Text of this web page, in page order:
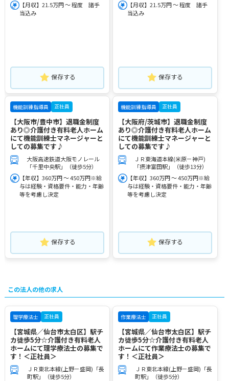
【月収】21.5万円 ～ 程度 諸手
当込み
保存する
【月収】21.5万円 ～ 程度 諸手
当込み
保存する
機能訓練指導員 正社員
【大阪市/豊中市】退職金制度
あり◎介護付き有料老人ホーム
にて機能訓練士マネージャーと
しての募集です♪
大阪高速鉄道大阪モノレール
「千里中央駅」（徒歩5分）
【年収】360万円 ～ 450万円※給
与は経験・資格要件・能力・年齢
等を考慮し決定
保存する
機能訓練指導員 正社員
【大阪府/茨城市】退職金制度
あり◎介護付き有料老人ホーム
にて機能訓練士マネージャーと
しての募集です♪
ＪＲ東海道本線(米原－神戸)
「摂津富田駅」（徒歩13分）
【年収】360万円 ～ 450万円※給
与は経験・資格要件・能力・年齢
等を考慮し決定
保存する
この法人の他の求人
理学療法士 正社員
【宮城県／仙台市太白区】駅チ
カ徒歩5分☆介護付き有料老人
ホームにて理学療法士の募集で
す！＜正社員＞
ＪＲ東北本線(上野－盛岡)「長
町駅」（徒歩5分）
作業療法士 正社員
【宮城県／仙台市太白区】駅チ
カ徒歩5分☆介護付き有料老人
ホームにて作業療法士の募集で
す！＜正社員＞
ＪＲ東北本線(上野－盛岡)「長
町駅」（徒歩5分）